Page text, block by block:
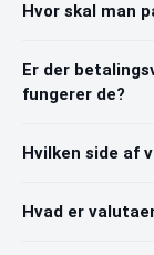
Hvor skal man
Er der
fungerer de?
Hvilken side af
Hvad er